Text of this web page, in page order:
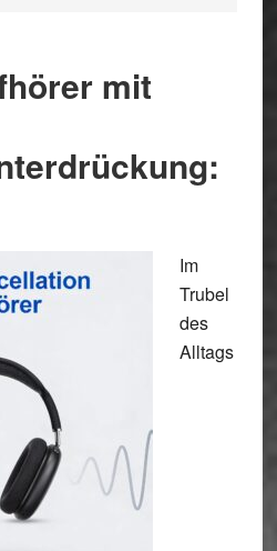
mit
Im
Trubel
des
Alltags